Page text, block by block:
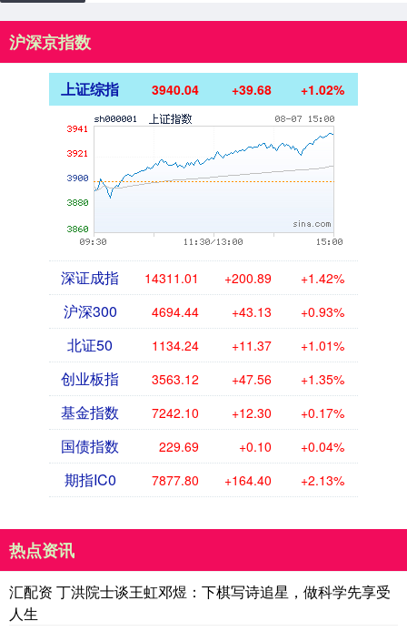
沪深京指数
上证综指 3940.04 +39.68 +1.02%
深证成指 14311.01 +200.89 +1.42%
沪深300 4694.44 +43.13 +0.93%
北证50 1134.24 +11.37 +1.01%
创业板指 3563.12 +47.56 +1.35%
基金指数 7242.10 +12.30 +0.17%
国债指数 229.69 +0.10 +0.04%
期指IC0 7877.80 +164.40 +2.13%
热点资讯
汇配资 丁洪院士谈王虹邓煜：下棋写诗追星，做科学先享受
人生